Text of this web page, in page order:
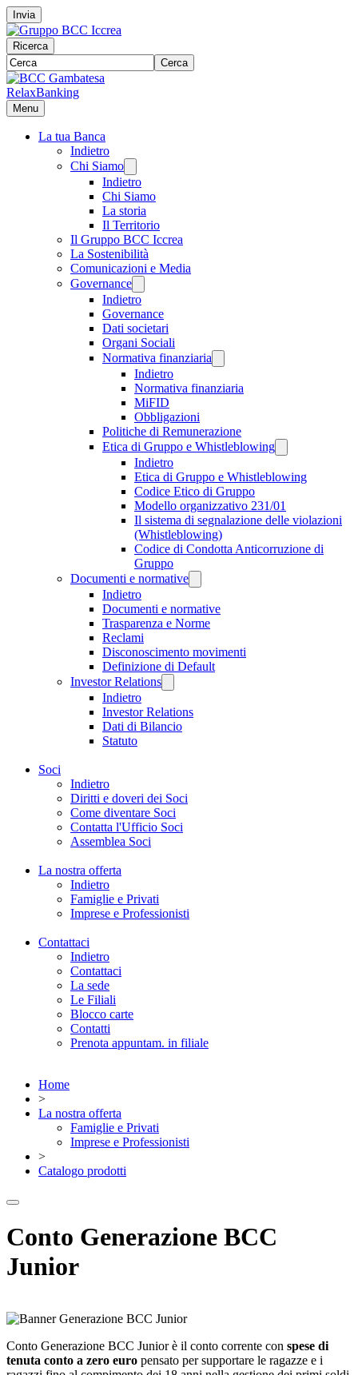
Invia
Ricerca
Cerca
RelaxBanking
Menu
La tua Banca
Indietro
Chi Siamo
Indietro
Chi Siamo
La storia
Il Territorio
Il Gruppo BCC Iccrea
La Sostenibilità
Comunicazioni e Media
Governance
Indietro
Governance
Dati societari
Organi Sociali
Normativa finanziaria
Indietro
Normativa finanziaria
MiFID
Obbligazioni
Politiche di Remunerazione
Etica di Gruppo e Whistleblowing
Indietro
Etica di Gruppo e Whistleblowing
Codice Etico di Gruppo
Modello organizzativo 231/01
Il sistema di segnalazione delle violazioni
(Whistleblowing)
Codice di Condotta Anticorruzione di
Gruppo
Documenti e normative
Indietro
Documenti e normative
Trasparenza e Norme
Reclami
Disconoscimento movimenti
Definizione di Default
Investor Relations
Indietro
Investor Relations
Dati di Bilancio
Statuto
Soci
Indietro
Diritti e doveri dei Soci
Come diventare Soci
Contatta l'Ufficio Soci
Assemblea Soci
La nostra offerta
Indietro
Famiglie e Privati
Imprese e Professionisti
Contattaci
Indietro
Contattaci
La sede
Le Filiali
Blocco carte
Contatti
Prenota appuntam. in filiale
Home
>
La nostra offerta
Famiglie e Privati
Imprese e Professionisti
>
Catalogo prodotti
Conto Generazione BCC
Junior
Conto Generazione BCC Junior è il conto corrente con spese di
tenuta conto a zero euro pensato per supportare le ragazze e i